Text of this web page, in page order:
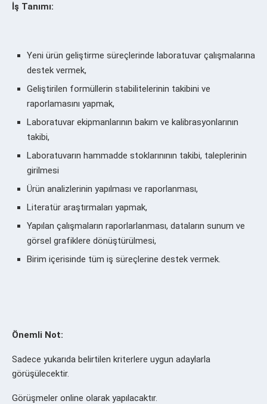
İş Tanımı:
Yeni ürün geliştirme süreçlerinde laboratuvar çalışmalarına
destek vermek,
Geliştirilen formüllerin stabilitelerinin takibini ve
raporlamasını yapmak,
Laboratuvar ekipmanlarının bakım ve kalibrasyonlarının
takibi,
Laboratuvarın hammadde stoklarınının takibi, taleplerinin
girilmesi
Ürün analizlerinin yapılması ve raporlanması,
Literatür araştırmaları yapmak,
Yapılan çalışmaların raporlarlanması, dataların sunum ve
görsel grafiklere dönüştürülmesi,
Birim içerisinde tüm iş süreçlerine destek vermek.
Önemli Not:
Sadece yukarıda belirtilen kriterlere uygun adaylarla
görüşülecektir.
Görüşmeler online olarak yapılacaktır.